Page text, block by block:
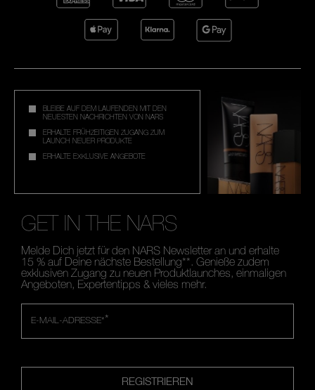
BLEIBE AUF DEM LAUFENDEN MIT DEN
NEUESTEN NACHRICHTEN VON NARS
ERHALTE FRÜHZEITIGEN ZUGANG ZUM
LAUNCH NEUER PRODUKTE
ERHALTE EXKLUSIVE ANGEBOTE
GET IN THE NARS
Melde Dich jetzt für den NARS Newsletter an und erhalte
15 % auf Deine nächste Bestellung**. Genieße zudem
exklusiven Zugang zu neuen Produktlaunches, einmaligen
Angeboten, Expertentipps & vieles mehr.
*
E-MAIL-ADRESSE*
REGISTRIEREN